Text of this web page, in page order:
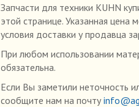
Запчасти для техники KUHN
этой странице. Указанная цена
условия доставки у продавца
При любом использовании
обязательна.
Если Вы заметили неточность
сообщите нам на почту